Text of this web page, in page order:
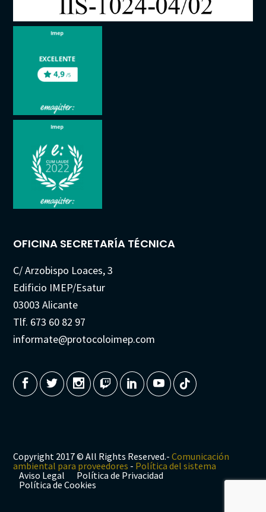
OFICINA SECRETARÍA TÉCNICA
C/ Arzobispo Loaces, 3
Edificio IMEP/Esatur
03003 Alicante
Tlf. 673 60 82 97
informate@protocoloimep.com
Copyright 2017 © All Rights Reserved.-Comunicación
ambiental para proveedores - Política del sistema
Aviso Legal
Política de Privacidad
Política de Cookies